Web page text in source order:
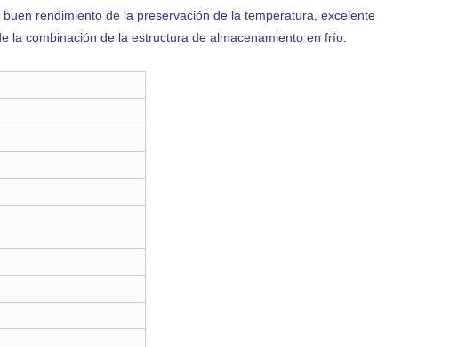
rendimiento de la preservación de la temperatura, excelente
la combinación de la estructura de almacenamiento en frío.